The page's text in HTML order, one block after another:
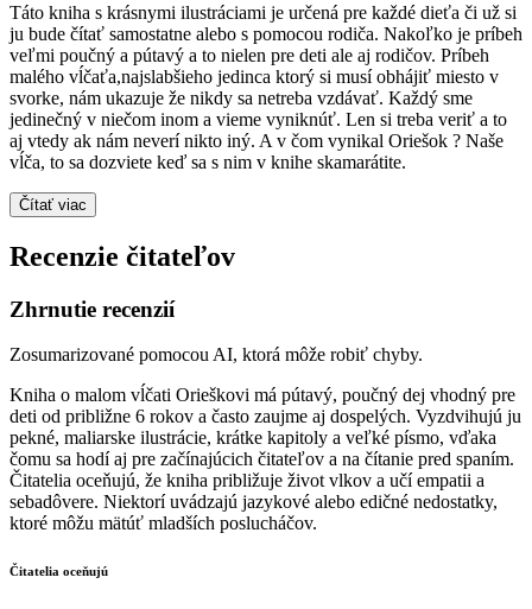
Táto kniha s krásnymi ilustráciami je určená pre každé dieťa či už si
ju bude čítať samostatne alebo s pomocou rodiča. Nakoľko je príbeh
veľmi poučný a pútavý a to nielen pre deti ale aj rodičov. Príbeh
malého vĺčaťa,najslabšieho jedinca ktorý si musí obhájiť miesto v
svorke, nám ukazuje že nikdy sa netreba vzdávať. Každý sme
jedinečný v niečom inom a vieme vyniknúť. Len si treba veriť a to
aj vtedy ak nám neverí nikto iný. A v čom vynikal Oriešok ? Naše
vĺča, to sa dozviete keď sa s nim v knihe skamarátite.
Čítať viac
Recenzie čitateľov
Zhrnutie recenzií
Zosumarizované pomocou AI, ktorá môže robiť chyby.
Kniha o malom vĺčati Orieškovi má pútavý, poučný dej vhodný pre
deti od približne 6 rokov a často zaujme aj dospelých. Vyzdvihujú ju
pekné, maliarske ilustrácie, krátke kapitoly a veľké písmo, vďaka
čomu sa hodí aj pre začínajúcich čitateľov a na čítanie pred spaním.
Čitatelia oceňujú, že kniha približuje život vlkov a učí empatii a
sebadôvere. Niektorí uvádzajú jazykové alebo edičné nedostatky,
ktoré môžu mätúť mladších poslucháčov.
Čitatelia oceňujú